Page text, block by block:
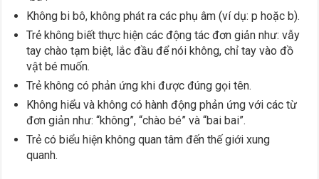
Không bi bô, không phát ra các phụ âm (ví dụ: p hoặc b).
Trẻ không biết thực hiện các động tác đơn giản như: vẫy
tay chào tạm biệt, lắc đầu để nói không, chỉ tay vào đồ
vật bé muốn.
Trẻ không có phản ứng khi được đúng gọi tên.
Không hiểu và không có hành động phản ứng với các từ
đơn giản như: “không”, “chào bé” và “bai bai”.
Trẻ có biểu hiện không quan tâm đến thế giới xung
quanh.